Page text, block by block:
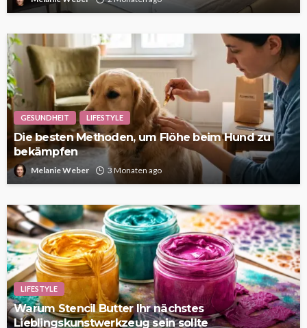
GESUNDHEIT LIFESTYLE
Die besten Methoden, um Flöhe beim Hund zu
bekämpfen
Melanie Weber 3 Monaten ago
LIFESTYLE
Warum Stencil Butter Ihr nächstes
Lieblingskunstwerkzeug sein sollte